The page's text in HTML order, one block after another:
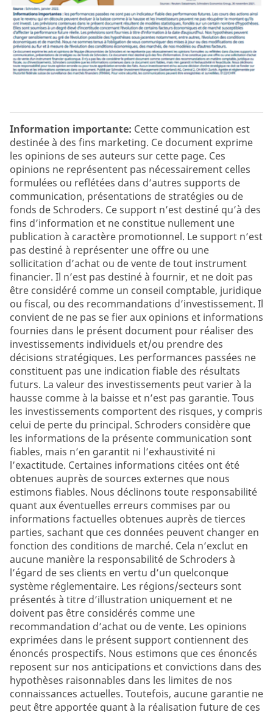
Information importante: Cette communication est
destinée à des fins marketing. Ce document exprime
les opinions de ses auteurs sur cette page. Ces
opinions ne représentent pas nécessairement celles
formulées ou reflétées dans d’autres supports de
communication, présentations de stratégies ou de
fonds de Schroders. Ce support n’est destiné qu’à des
fins d’information et ne constitue nullement une
publication à caractère promotionnel. Le support n’est
pas destiné à représenter une offre ou une
sollicitation d’achat ou de vente de tout instrument
financier. Il n’est pas destiné à fournir, et ne doit pas
être considéré comme un conseil comptable, juridique
ou fiscal, ou des recommandations d’investissement. Il
convient de ne pas se fier aux opinions et informations
fournies dans le présent document pour réaliser des
investissements individuels et/ou prendre des
décisions stratégiques. Les performances passées ne
constituent pas une indication fiable des résultats
futurs. La valeur des investissements peut varier à la
hausse comme à la baisse et n’est pas garantie. Tous
les investissements comportent des risques, y compris
celui de perte du principal. Schroders considère que
les informations de la présente communication sont
fiables, mais n’en garantit ni l’exhaustivité ni
l’exactitude. Certaines informations citées ont été
obtenues auprès de sources externes que nous
estimons fiables. Nous déclinons toute responsabilité
quant aux éventuelles erreurs commises par ou
informations factuelles obtenues auprès de tierces
parties, sachant que ces données peuvent changer en
fonction des conditions de marché. Cela n’exclut en
aucune manière la responsabilité de Schroders à
l’égard de ses clients en vertu d’un quelconque
système réglementaire. Les régions/secteurs sont
présentés à titre d’illustration uniquement et ne
doivent pas être considérés comme une
recommandation d’achat ou de vente. Les opinions
exprimées dans le présent support contiennent des
énoncés prospectifs. Nous estimons que ces énoncés
reposent sur nos anticipations et convictions dans des
hypothèses raisonnables dans les limites de nos
connaissances actuelles. Toutefois, aucune garantie ne
peut être apportée quant à la réalisation future de ces